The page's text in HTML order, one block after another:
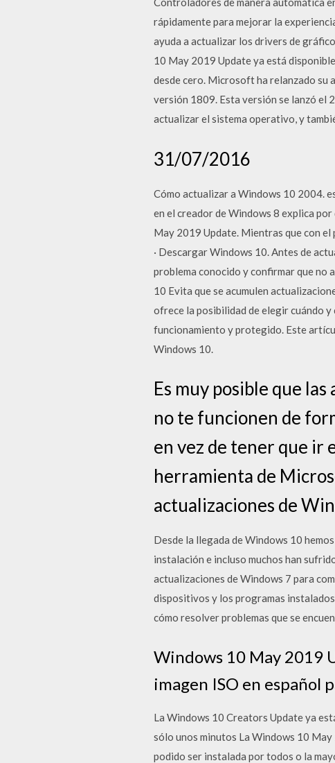
rápidamente para mejorar la
ayuda a actualizar los drivers de
10 May 2019 Update ya está
desde cero. Microsoft ha relanzado su
versión 1809. Esta versión se lanzó el
actualizar el sistema operativo, y
31/07/2016
Cómo actualizar a Windows 10 2004.
en el creador de Windows 8 explica
May 2019 Update. Mientras que con
· Descargar Windows 10. Antes de
problema conocido y confirmar que no
10 Evita que se acumulen
ofrece la posibilidad de elegir cuándo
funcionamiento y protegido. Este
Windows 10.
Es muy posible que
no te funcionen de
en vez de tener que ir
herramienta de
actualizaciones de
Desde la llegada de Windows 10
instalación e incluso muchos han
actualizaciones de Windows 7 para
dispositivos y los programas
cómo resolver problemas que se
Windows 10 May 2019
imagen ISO en español
La Windows 10 Creators Update ya
sólo unos minutos La Windows 10
podido ser instalada por todos o la